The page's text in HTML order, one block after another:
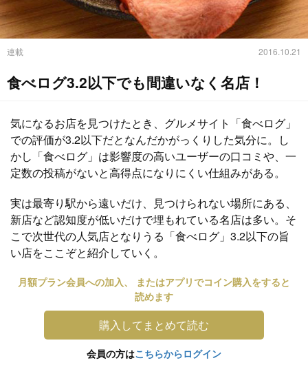
連載 2016.10.21
食べログ3.2以下でも間違いなく名店！
気になるお店を見つけたとき、グルメサイト「食べログ」
での評価が3.2以下だとなんだかがっくりした気分に。し
かし「食べログ」は影響度の高いユーザーの口コミや、一
定数の投稿がないと高得点になりにくい仕組みがある。
実は最寄り駅から遠いだけ、見つけられない場所にある、
新店など認知度が低いだけで埋もれている名店は多い。そ
こで次世代の人気店となりうる「食べログ」3.2以下の旨
い店をここぞと紹介していく。
月額プラン会員への加入、 またはアプリでコイン購入をすると
読めます
購入してまとめて読む
会員の方はこちらからログイン